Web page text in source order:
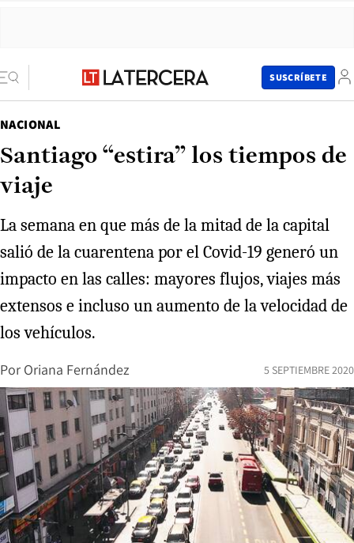
SUSCRÍBETE
NACIONAL
Santiago “estira” los tiempos de
viaje
La semana en que más de la mitad de la capital
salió de la cuarentena por el Covid-19 generó un
impacto en las calles: mayores flujos, viajes más
extensos e incluso un aumento de la velocidad de
los vehículos.
Por Oriana Fernández 5 SEPTIEMBRE 2020